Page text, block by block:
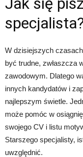
W dzisiejszych
być trudne, zwłaszcza
zawodowym. Dlatego
innych kandydatów i
najlepszym świetle.
może pomóc w
swojego CV i listu
Starszego specjalisty,
uwzględnić.